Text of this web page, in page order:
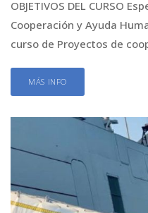
OBJETIVOS DEL CURSO
Cooperación y Ayuda
curso de Proyectos de
MÁS INFO